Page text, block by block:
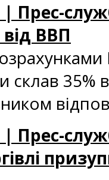
| Прес-
ВВП
склав
| Прес-